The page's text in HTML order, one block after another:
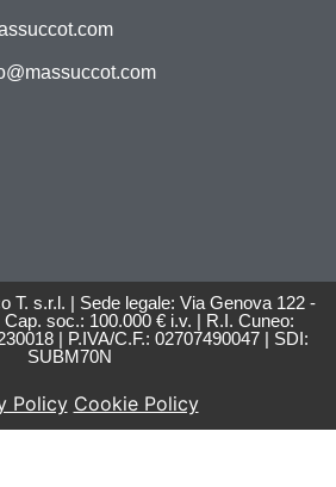
T. s.r.l. | Sede legale: Via Genova 122 -
soc.: 100.000 € i.v. | R.I. Cuneo:
| P.IVA/C.F.: 02707490047 | SDI:
SUBM70N
Policy Cookie Policy